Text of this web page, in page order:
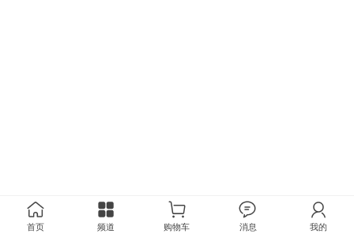
首页 频道 购物车 消息 我的